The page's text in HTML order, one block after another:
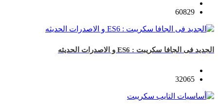
60829
الجديد فى الجافا سكريبت : ES6 و الاصدرات الحديثه
32065